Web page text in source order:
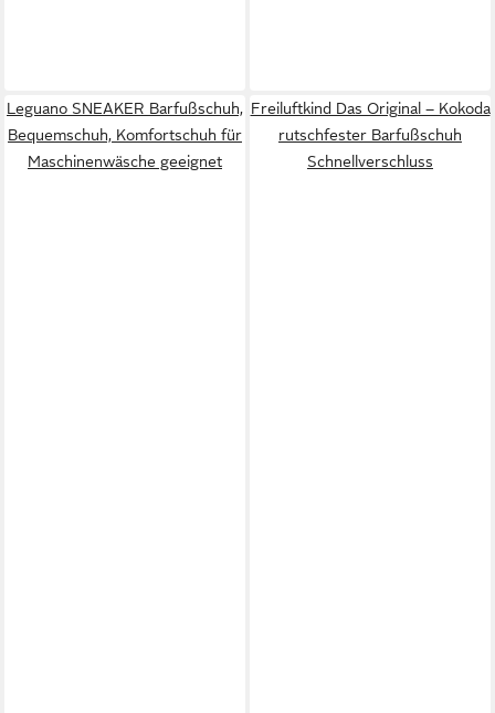
Leguano SNEAKER Barfußschuh,
Bequemschuh, Komfortschuh für
Maschinenwäsche geeignet
Freiluftkind Das Original – Kokoda
rutschfester Barfußschuh
Schnellverschluss